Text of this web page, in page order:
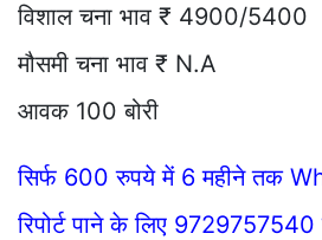
विशाल चना भाव ₹ 4900/5400
मौसमी चना भाव ₹ N.A
आवक 100 बोरी
सिर्फ 600 रुपये में 6 महीने तक
रिपोर्ट पाने के लिए